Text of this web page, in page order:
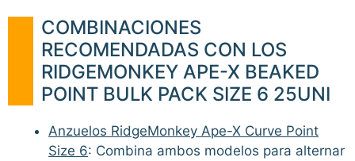
COMBINACIONES
RECOMENDADAS CON LOS
RIDGEMONKEY APE-X BEAKED
POINT BULK PACK SIZE 6 25UNI
Anzuelos RidgeMonkey Ape-X Curve Point
Size 6: Combina ambos modelos para alternar